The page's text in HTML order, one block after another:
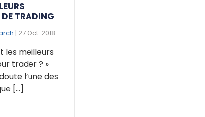
DE TRADING
| 27 Oct. 2018
les meilleurs
trader ? »
l’une des
[...]